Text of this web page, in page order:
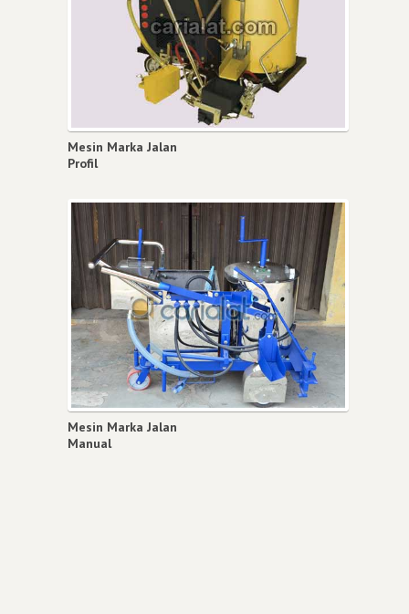
Mesin Marka Jalan
Profil
Mesin Marka Jalan
Manual